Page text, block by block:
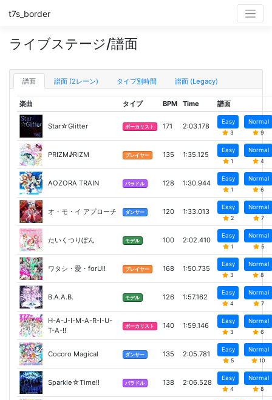
t7s_border
ライブステージ/譜面
譜面 譜面 (2レーン) タイプ別時間 譜面 (Legacy)
楽曲 タイプ BPM Time 譜面
Star☆Glitter ボーカリスト 171 2:03.178
Easy
3
Normal
9
PRIZM♪RIZM プレイヤー 135 1:35.125
Easy
1
Normal
4
AOZORA TRAIN バラドル 128 1:30.944
Easy
1
Normal
6
オ・モ・イ アプローチ ダンサー 120 1:33.013
Easy
2
Normal
7
たいくつりぼん モデル 100 2:02.410
Easy
1
Normal
5
ワタシ・愛・forU!! プレイヤー 168 1:50.735
Easy
3
Normal
8
B.A.A.B. モデル 126 1:57.162
Easy
4
Normal
7
H-A-J-I-M-A-R-I-U-
T-A-!!
ボーカリスト 140 1:59.146
Easy
3
Normal
6
Cocoro Magical ダンサー 135 2:05.781
Easy
5
Normal
10
Sparkle☆Time!! バラドル 138 2:06.528
Easy
4
Normal
8